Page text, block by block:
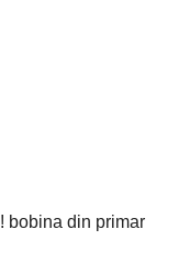
bobina din primar